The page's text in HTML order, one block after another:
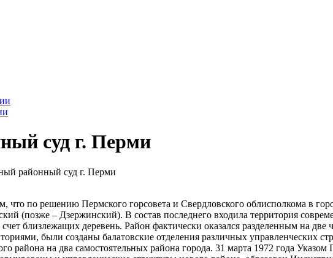
суд г. Перми
районный суд г. Перми
что по решению Пермского горсовета и Свердловского облисполкома в
(позже – Дзержинский). В состав последнего входила территория
близлежащих деревень. Район фактически оказался разделенным на
были созданы балатовские отделения различных управленческих
района на два самостоятельных района города. 31 марта 1972 года